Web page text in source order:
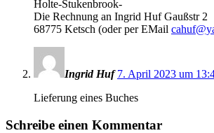
Holte-Stukenbrook-
Die Rechnung an Ingrid Huf Gaußstr 2
68775 Ketsch (oder per EMail
Ingrid Huf 7. April 2023 um
Lieferung eines Buches
Schreibe einen Kommentar